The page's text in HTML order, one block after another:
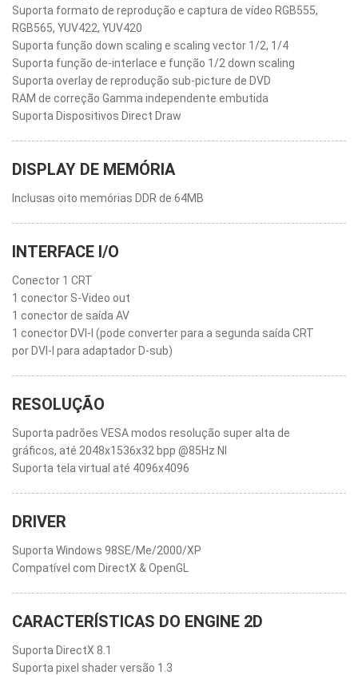
Suporta formato de reprodução e captura de vídeo RGB555,
RGB565, YUV422, YUV420
Suporta função down scaling e scaling vector 1/2, 1/4
Suporta função de-interlace e função 1/2 down scaling
Suporta overlay de reprodução sub-picture de DVD
RAM de correção Gamma independente embutida
Suporta Dispositivos Direct Draw
DISPLAY DE MEMÓRIA
Inclusas oito memórias DDR de 64MB
INTERFACE I/O
Conector 1 CRT
1 conector S-Video out
1 conector de saída AV
1 conector DVI-I (pode converter para a segunda saída CRT
por DVI-I para adaptador D-sub)
RESOLUÇÃO
Suporta padrões VESA modos resolução super alta de
gráficos, até 2048x1536x32 bpp @85Hz NI
Suporta tela virtual até 4096x4096
DRIVER
Suporta Windows 98SE/Me/2000/XP
Compatível com DirectX & OpenGL
CARACTERÍSTICAS DO ENGINE 2D
Suporta DirectX 8.1
Suporta pixel shader versão 1.3